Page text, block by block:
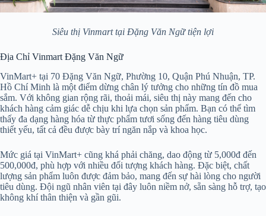
Siêu thị Vinmart tại Đặng Văn Ngữ tiện lợi
Địa Chỉ Vinmart Đặng Văn Ngữ
VinMart+ tại 70 Đặng Văn Ngữ, Phường 10, Quận Phú Nhuận, TP.
Hồ Chí Minh là một điểm dừng chân lý tưởng cho những tín đồ mua
sắm. Với không gian rộng rãi, thoải mái, siêu thị này mang đến cho
khách hàng cảm giác dễ chịu khi lựa chọn sản phẩm. Bạn có thể tìm
thấy đa dạng hàng hóa từ thực phẩm tươi sống đến hàng tiêu dùng
thiết yếu, tất cả đều được bày trí ngăn nắp và khoa học.
Mức giá tại VinMart+ cũng khá phải chăng, dao động từ 5,000đ đến
500,000đ, phù hợp với nhiều đối tượng khách hàng. Đặc biệt, chất
lượng sản phẩm luôn được đảm bảo, mang đến sự hài lòng cho người
tiêu dùng. Đội ngũ nhân viên tại đây luôn niềm nở, sẵn sàng hỗ trợ, tạo
không khí thân thiện và gần gũi.